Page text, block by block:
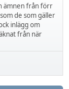
ämnen från förr
de som gäller
inlägg om
från när